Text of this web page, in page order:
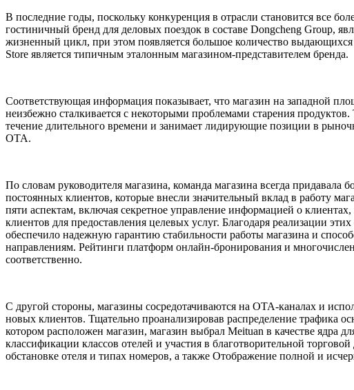
В последние годы, поскольку конкуренция в отрасли становится все
гостиничный бренд для деловых поездок в составе Dongcheng Group,
жизненный цикл, при этом появляется большое количество
Store является типичным эталонным магазином-представителем бренда.
Соответствующая информация показывает, что магазин на западной
неизбежно сталкивается с некоторыми проблемами старения
течение длительного времени и занимает лидирующие позиции в
OTA.
По словам руководителя магазина, команда магазина всегда
постоянных клиентов, которые внесли значительный вклад в работу
пяти аспектам, включая секретное управление информацией о
клиентов для предоставления целевых услуг. Благодаря реализации
обеспечило надежную гарантию стабильности работы магазина и
направлениям. Рейтинги платформ онлайн-бронирования и
соответственно.
С другой стороны, магазины сосредотачиваются на OTA-каналах и
новых клиентов. Тщательно проанализировав распределение трафика
котором расположен магазин, магазин выбрал Meituan в качестве ядра
классификации классов отелей и участия в благотворительной
обстановке отеля и типах номеров, а также Отображение полной и